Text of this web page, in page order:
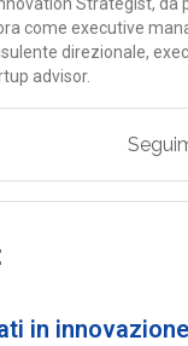
come executive
direzionale,
advisor.
in